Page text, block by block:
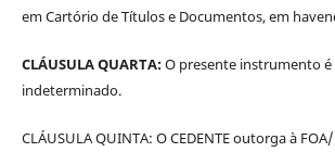
em Cartório de Títulos e Documentos, em
CLÁUSULA QUARTA:O presente instrumento
indeterminado.
CLÁUSULA QUINTA: O CEDENTE outorga à